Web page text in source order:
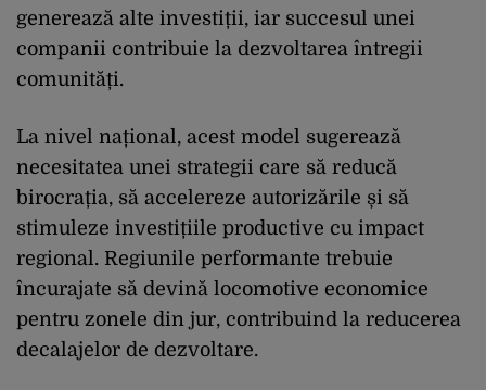
generează alte investiții, iar succesul unei
companii contribuie la dezvoltarea întregii
comunități.
La nivel național, acest model sugerează
necesitatea unei strategii care să reducă
birocrația, să accelereze autorizările și să
stimuleze investițiile productive cu impact
regional. Regiunile performante trebuie
încurajate să devină locomotive economice
pentru zonele din jur, contribuind la reducerea
decalajelor de dezvoltare.